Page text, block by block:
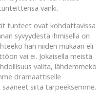
vanki.
tunteet ovat kohdattavissa
syvyydestä ihmisellä on
hän niiden mukaan eli
vai ei. Jokaisella meistä
valita, lähdemmekö
dramaattiselle
siitä tarpeeksemme.